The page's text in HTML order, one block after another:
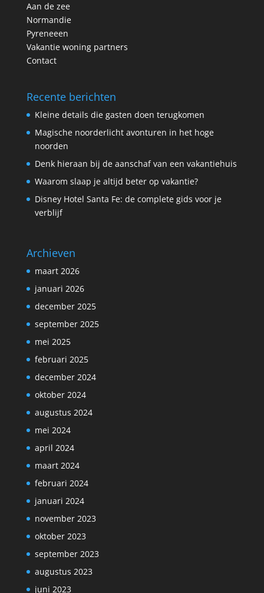
Aan de zee
Normandie
Pyreneeen
Vakantie woning partners
Contact
Recente berichten
Kleine details die gasten doen terugkomen
Magische noorderlicht avonturen in het hoge
noorden
Denk hieraan bij de aanschaf van een vakantiehuis
Waarom slaap je altijd beter op vakantie?
Disney Hotel Santa Fe: de complete gids voor je
verblijf
Archieven
maart 2026
januari 2026
december 2025
september 2025
mei 2025
februari 2025
december 2024
oktober 2024
augustus 2024
mei 2024
april 2024
maart 2024
februari 2024
januari 2024
november 2023
oktober 2023
september 2023
augustus 2023
juni 2023